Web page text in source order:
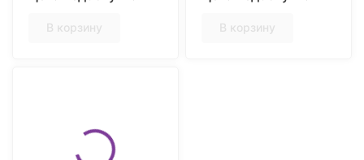
В корзину В корзину